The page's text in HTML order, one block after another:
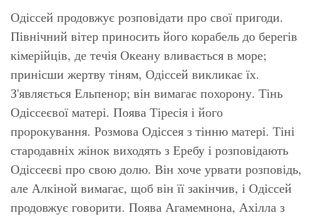
Одіссей продовжує розповідати про свої пригоди.
Північний вітер приносить його корабель до берегів
кімерійців, де течія Океану вливається в море;
принісши жертву тіням, Одіссей викликає їх.
З'являється Ельпенор; він вимагає похорону. Тінь
Одіссеєвої матері. Поява Тіресія і його
пророкування. Розмова Одіссея з тінню матері. Тіні
стародавніх жінок виходять з Еребу і розповідають
Одіссеєві про свою долю. Він хоче урвати розповідь,
але Алкіной вимагає, щоб він її закінчив, і Одіссей
продовжує говорити. Поява Агамемнона, Ахілла з